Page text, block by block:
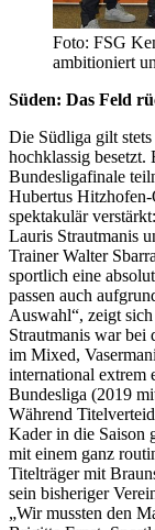
Foto: FSG
ambitioniert
Süden: Das Feld
Die Südliga gilt
hochklassig besetzt.
Bundesligafinale
Hubertus Hitzhofen-
spektakulär
Lauris Strautmanis
Trainer Walter
sportlich eine
passen auch
Auswahl“, zeigt
Strautmanis war
im Mixed,
international extrem
Bundesliga (2019
Während
Kader in die Saison
mit einem ganz
Titelträger mit
sein bisheriger
„Wir mussten den